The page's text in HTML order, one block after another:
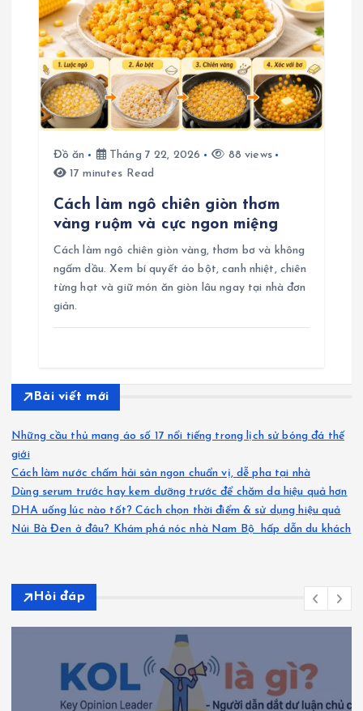
Đồ ăn Tháng 7 22, 2026
88 views
17 minutes Read
Cách làm ngô chiên giòn thơm
vàng ruộm và cực ngon miệng
Cách làm ngô chiên giòn vàng, thơm bơ và không
ngấm dầu. Xem bí quyết áo bột, canh nhiệt, chiên
từng hạt và giữ món ăn giòn lâu ngay tại nhà đơn
giản.
Bài viết mới
Những cầu thủ mang áo số 17 nổi tiếng trong lịch sử bóng đá thế
giới
Cách làm nước chấm hải sản ngon chuẩn vị, dễ pha tại nhà
Dùng serum trước hay kem dưỡng trước để chăm da hiệu quả hơn
DHA uống lúc nào tốt? Cách chọn thời điểm & sử dụng hiệu quả
Núi Bà Đen ở đâu? Khám phá nóc nhà Nam Bộ hấp dẫn du khách
Hỏi đáp